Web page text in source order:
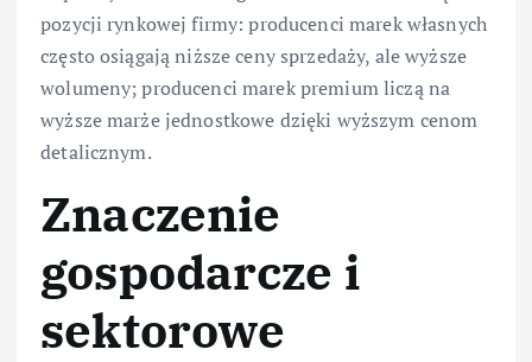
pozycji rynkowej firmy: producenci marek własnych
często osiągają niższe ceny sprzedaży, ale wyższe
wolumeny; producenci marek premium liczą na
wyższe marże jednostkowe dzięki wyższym cenom
detalicznym.
Znaczenie
gospodarcze i
sektorowe